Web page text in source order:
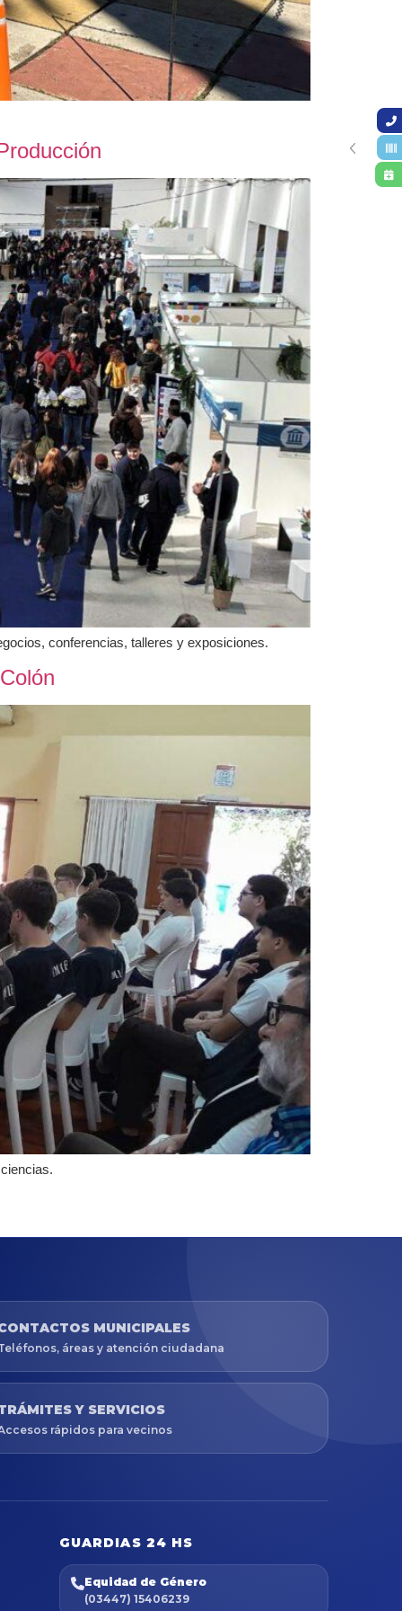
conferencias, talleres y exposiciones.
MUNICIPALES
áreas y atención ciudadana
Y SERVICIOS
rápidos para vecinos
GUARDIAS 24 HS
Equidad de Género
(03447) 15406239